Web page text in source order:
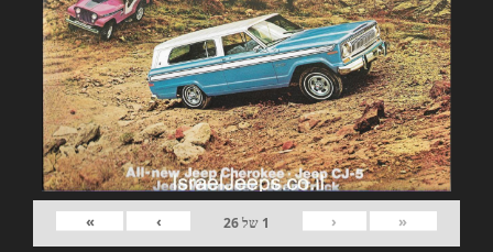
«
‹
1 של26
›
»